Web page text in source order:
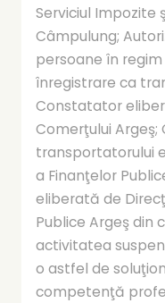
Serviciul Impozite
Câmpulung;
persoane în
înregistrare ca
Constatator
Comerţului Argeş;
transportatorului
a Finanţelor
eliberată de
Publice Argeş din
activitatea
o astfel de
competenţă